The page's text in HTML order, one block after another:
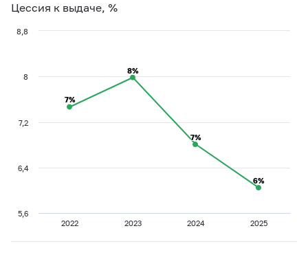
Цессия к выдаче, %
7%
7%
8%
8%
7%
7%
6%
6%
2022 2023 2024 2025
5,6
6,4
7,2
8
8,8